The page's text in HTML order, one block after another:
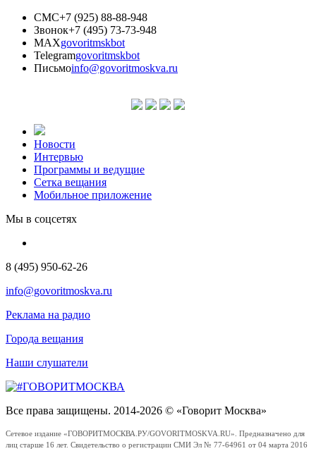
СМС+7 (925) 88-88-948
Звонок+7 (495) 73-73-948
MAXgovoritmskbot
Telegramgovoritmskbot
Письмоinfo@govoritmoskva.ru
Новости
Интервью
Программы и ведущие
Сетка вещания
Мобильное приложение
Мы в соцсетях
8 (495) 950-62-26
info@govoritmoskva.ru
Реклама на радио
Города вещания
Наши слушатели
Все права защищены. 2014-2026 © «Говорит Москва»
Сетевое издание «ГОВОРИТМОСКВА.РУ/GOVORITMOSKVA.RU». Предназначено для
лиц старше 16 лет. Свидетельство о регистрации СМИ Эл № 77-64961 от 04 марта 2016